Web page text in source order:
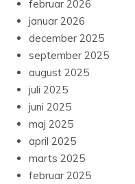
februar 2026
januar 2026
december 2025
september 2025
august 2025
juli 2025
juni 2025
maj 2025
april 2025
marts 2025
februar 2025